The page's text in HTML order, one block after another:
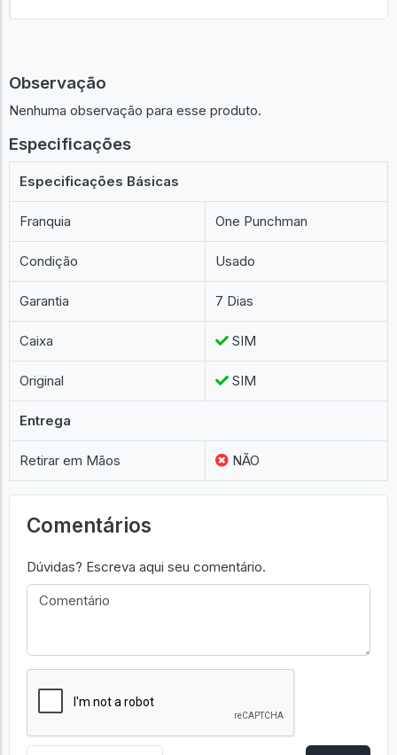
Observação
Nenhuma observação para esse produto.
Especificações
Especificações Básicas
Franquia One Punchman
Condição Usado
Garantia 7 Dias
Caixa SIM
Original SIM
Entrega
Retirar em Mãos NÃO
Comentários
Dúvidas? Escreva aqui seu comentário.